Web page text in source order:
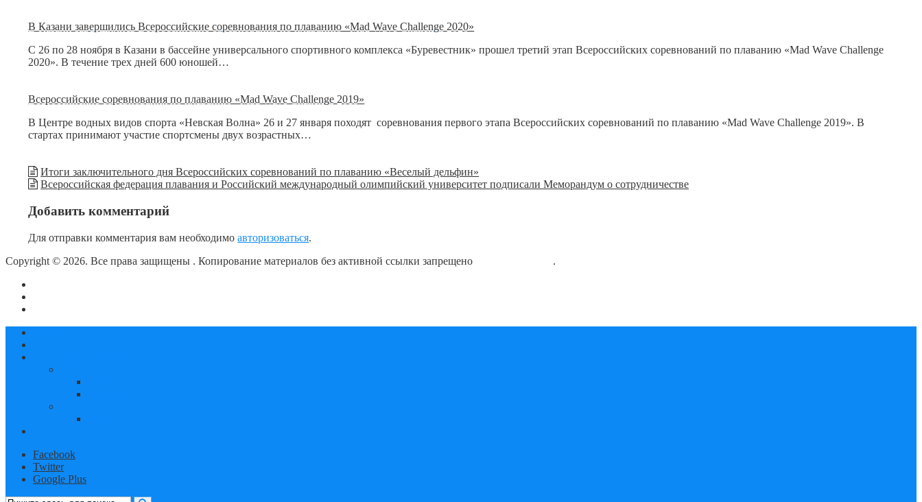
В Казани завершились Всероссийские соревнования по плаванию «Mad Wave Challenge 2020»
С 26 по 28 ноября в Казани в бассейне универсального спортивного комплекса «Буревестник» прошел третий этап Всероссийских соревнований по плаванию «Mad Wave Challenge
2020». В течение трех дней 600 юношей…
Всероссийские соревнования по плаванию «Mad Wave Challenge 2019»
В Центре водных видов спорта «Невская Волна» 26 и 27 января походят соревнования первого этапа Всероссийских соревнований по плаванию «Mad Wave Challenge 2019». В
стартах принимают участие спортсмены двух возрастных…
Итоги заключительного дня Всероссийских соревнований по плаванию «Веселый дельфин»
Всероссийская федерация плавания и Российский международный олимпийский университет подписали Меморандум о сотрудничестве
Добавить комментарий
Для отправки комментария вам необходимоавторизоваться.
Copyright © 2026. Все права защищены . Копирование материалов без активной ссылки запрещено
.
Facebook
Twitter
Google Plus